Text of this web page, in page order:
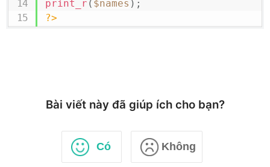
print_r ( $names ) ;
?>
Bài viết này đã giúp ích cho bạn?
Có Không